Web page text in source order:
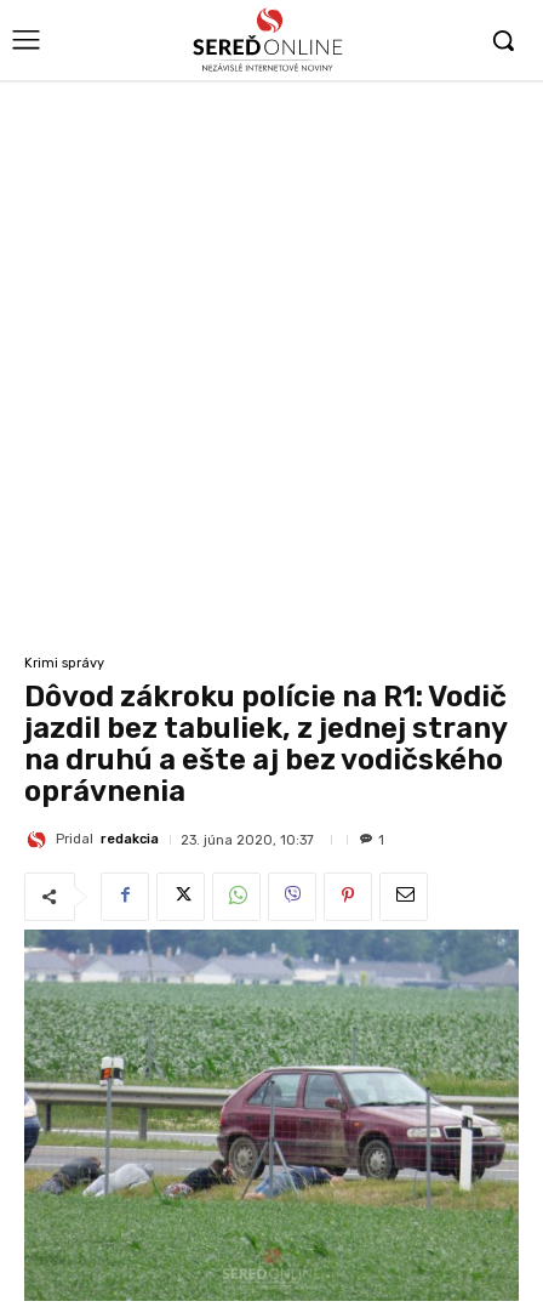
Krimi správy
Dôvod zákroku polície na R1: Vodič
jazdil bez tabuliek, z jednej strany
na druhú a ešte aj bez vodičského
oprávnenia
Pridal redakcia 23. júna 2020, 10:37 1